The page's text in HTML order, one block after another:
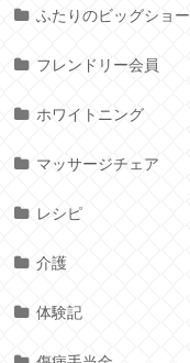
ふたりのビッグショー
フレンドリー会員
ホワイトニング
マッサージチェア
レシピ
介護
体験記